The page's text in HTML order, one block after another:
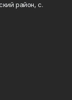
район, с.